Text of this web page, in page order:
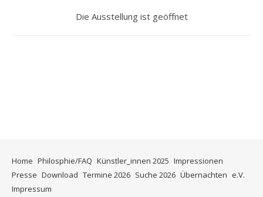
Die Ausstellung ist geöffnet
Home Philosphie/FAQ Künstler_innen 2025 Impressionen
Presse Download Termine 2026 Suche 2026 Übernachten e.V.
Impressum